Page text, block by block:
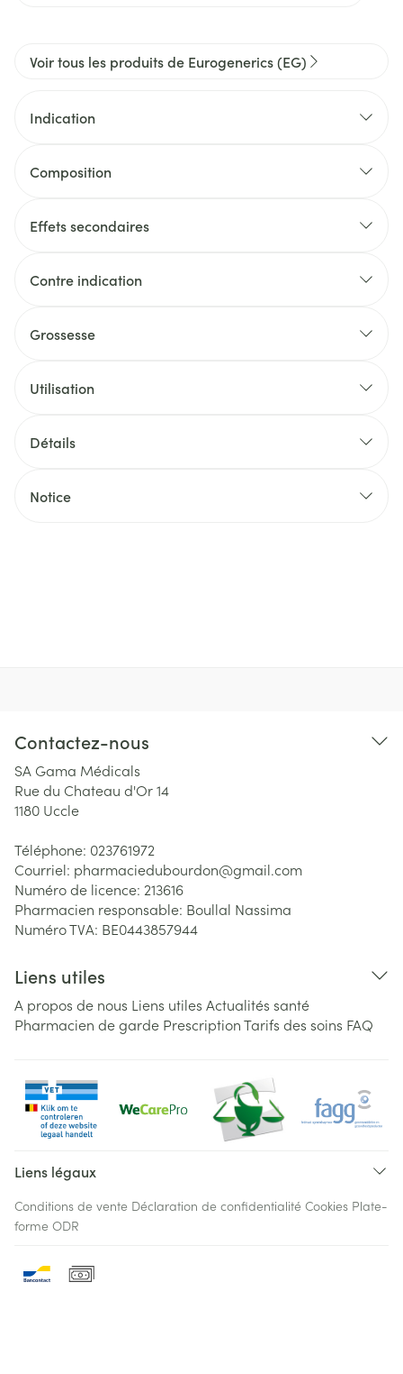
Voir tous les produits de Eurogenerics (EG)
Indication
Composition
Effets secondaires
Contre indication
Grossesse
Utilisation
Détails
Notice
Contactez-nous
SA Gama Médicals
Rue du Chateau d'Or 14
1180 Uccle
Téléphone: 023761972
Courriel: pharmaciedubourdon@gmail.com
Numéro de licence: 213616
Pharmacien responsable: Boullal Nassima
Numéro TVA: BE0443857944
Liens utiles
A propos de nous Liens utiles Actualités santé
Pharmacien de garde PrescriptionTarifs des soins FAQ
Liens légaux
Conditions de vente Déclaration de confidentialité Cookies Plate-
forme ODR